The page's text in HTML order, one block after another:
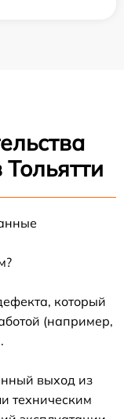
который
(например,
выход из
техническим